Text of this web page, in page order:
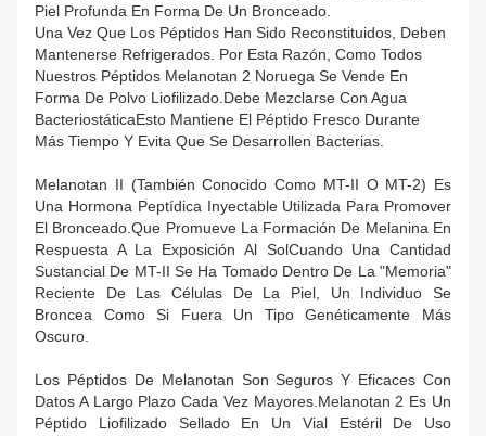
Piel Profunda En Forma De Un Bronceado.
Una Vez Que Los Péptidos Han Sido Reconstituidos, Deben
Mantenerse Refrigerados. Por Esta Razón, Como Todos
Nuestros Péptidos Melanotan 2 Noruega Se Vende En
Forma De Polvo Liofilizado.debe Mezclarse Con Agua
BacteriostáticaEsto Mantiene El Péptido Fresco Durante
Más Tiempo Y Evita Que Se Desarrollen Bacterias.
Melanotan II (también Conocido Como MT-II O MT-2) Es
Una Hormona Peptídica Inyectable Utilizada Para Promover
El Bronceado.que Promueve La Formación De Melanina En
Respuesta A La Exposición Al SolCuando Una Cantidad
Sustancial De MT-II Se Ha Tomado Dentro De La "memoria"
Reciente De Las Células De La Piel, Un Individuo Se
Broncea Como Si Fuera Un Tipo Genéticamente Más
Oscuro.
Los Péptidos De Melanotan Son Seguros Y Eficaces Con
Datos A Largo Plazo Cada Vez Mayores.Melanotan 2 Es Un
Péptido Liofilizado Sellado En Un Vial Estéril De Uso